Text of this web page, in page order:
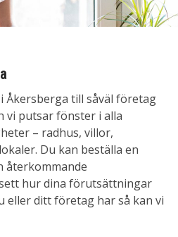
till såväl företag
vi putsar fönster i alla
– radhus, villor,
Du kan beställa en
återkommande
hur dina förutsättningar
eller ditt företag har så kan vi